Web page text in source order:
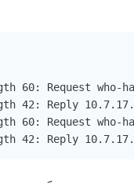
Request who-
42: Reply
Request who-
42: Reply